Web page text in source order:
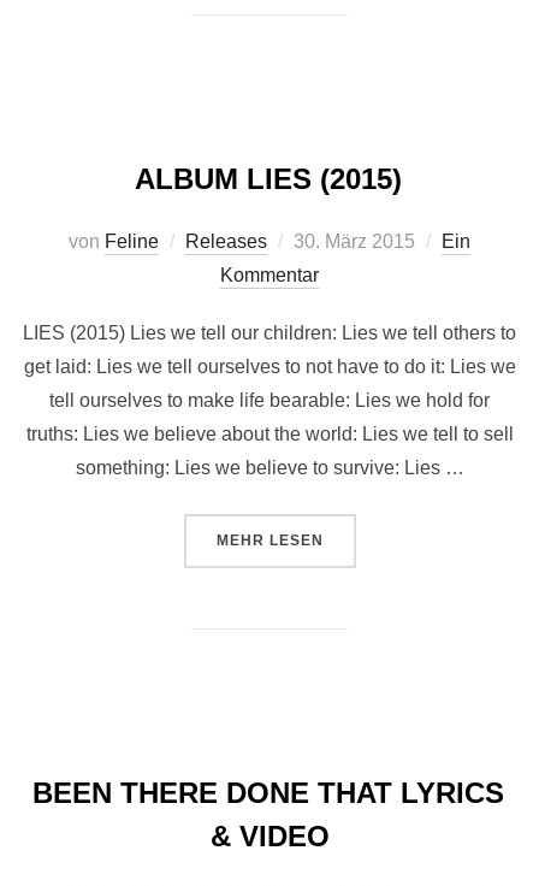
ALBUM LIES (2015)
von Feline Releases
Veröffentlicht
am
30. März 2015
Ein
Kommentar
LIES (2015) Lies we tell our children: Lies we tell others to
get laid: Lies we tell ourselves to not have to do it: Lies we
tell ourselves to make life bearable: Lies we hold for
truths: Lies we believe about the world: Lies we tell to sell
something: Lies we believe to survive: Lies …
MEHR ÜBER “ALBUM LIES (2015)”
LESEN
BEEN THERE DONE THAT LYRICS
& VIDEO